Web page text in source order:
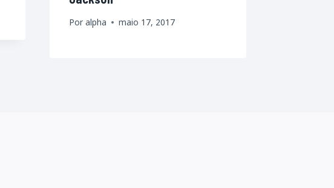
Por alpha maio 17, 2017